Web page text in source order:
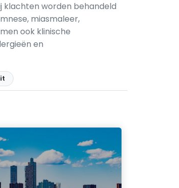
klachten worden behandeld
miasmaleer,
ook klinische
en